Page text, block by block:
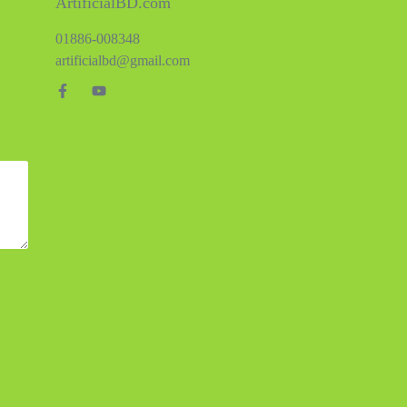
01886-008348
artificialbd@gmail.com